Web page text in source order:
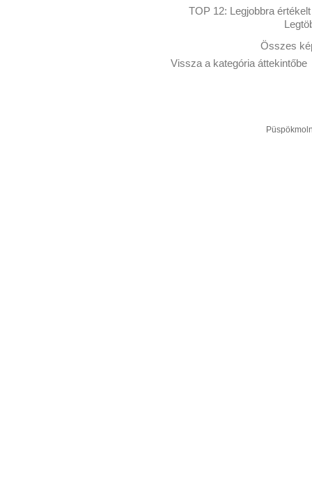
TOP 12: Legjobbra értékelt
Összes
Vissza a kategória áttekintőbe